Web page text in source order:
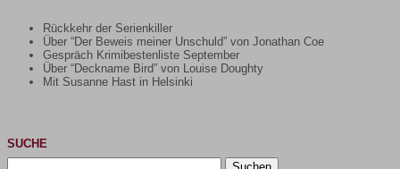
Rückkehr der Serienkiller
Über “Der Beweis meiner Unschuld” von Jonathan Coe
Gespräch Krimibestenliste September
Über “Deckname Bird” von Louise Doughty
Mit Susanne Hast in Helsinki
SUCHE